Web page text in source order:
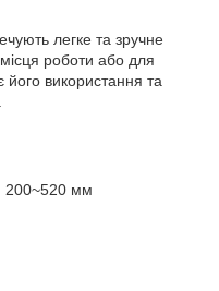
легке та зручне
роботи або для
його використання та
200~520 мм